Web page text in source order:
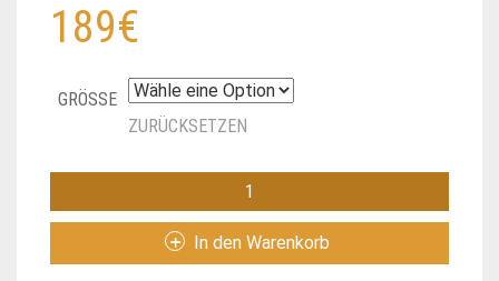
189€
GRÖSSE
ZURÜCKSETZEN
BORDO
In den Warenkorb